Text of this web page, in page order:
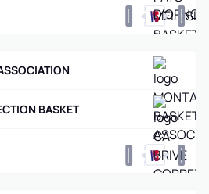
0 0
BASKET
0 0